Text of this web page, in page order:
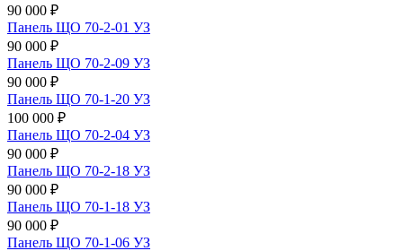
90 000 ₽
Панель ЩО 70-2-01 УЗ
90 000 ₽
Панель ЩО 70-2-09 УЗ
90 000 ₽
Панель ЩО 70-1-20 УЗ
100 000 ₽
Панель ЩО 70-2-04 УЗ
90 000 ₽
Панель ЩО 70-2-18 УЗ
90 000 ₽
Панель ЩО 70-1-18 УЗ
90 000 ₽
Панель ЩО 70-1-06 УЗ